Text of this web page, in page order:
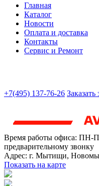
Главная
Каталог
Новости
Оплата и доставка
Контакты
Сервис и Ремонт
+7(495) 137-76-26 Заказать
Время работы офиса: ПН-
предварительному звонку
Адрес: г. Мытищи,
Показать на карте